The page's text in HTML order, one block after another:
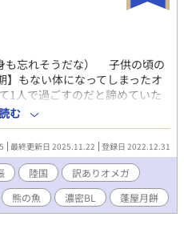
も忘れそうだな） 子供の頃の
】もない体になってしまったオ
人で過ごすのだと諦めていた
1人の男に出逢う。 その男に
って話をすることが楽しみにな
にかく好きだって言いたい！だ
になっちゃったんだ） 男がア
かも分からないまま惹かれて
いた自らの【香り】を思い出
は『熊の魚』のオメガバース
がございます。苦手な方はご注
む
最終更新日 2025.11.22 登録日 2022.12.31
陸国
訳ありオメガ
熊の魚 濃密BL 蓬屋月餅